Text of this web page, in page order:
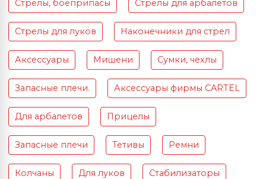
Стрелы, боеприпасы Стрелы для арбалетов
Стрелы для луков Наконечники для стрел
Аксессуары Мишени Сумки, чехлы
Запасные плечи. Аксессуары фирмы CARTEL
Для арбалетов Прицелы
Запасные плечи Тетивы Ремни
Колчаны Для луков Стабилизаторы